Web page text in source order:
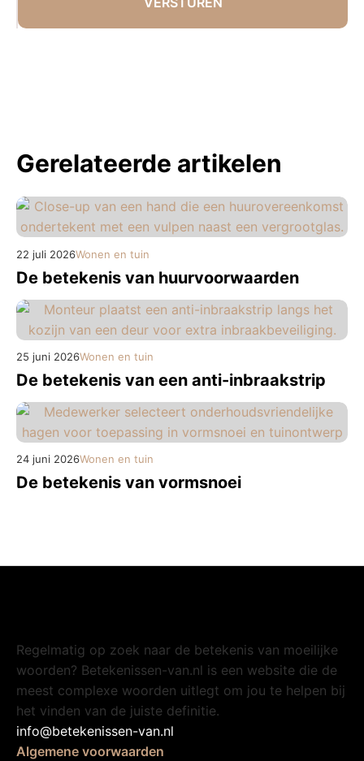
Gerelateerde artikelen
22 juli 2026Wonen en tuin
De betekenis van huurvoorwaarden
25 juni 2026Wonen en tuin
De betekenis van een anti-inbraakstrip
24 juni 2026Wonen en tuin
De betekenis van vormsnoei
Regelmatig op zoek naar de betekenis van moeilijke
woorden? Betekenissen-van.nl is een website die de
meest complexe woorden uitlegt om jou te helpen bij
het vinden van de juiste definitie.
info@betekenissen-van.nl
Algemene voorwaarden